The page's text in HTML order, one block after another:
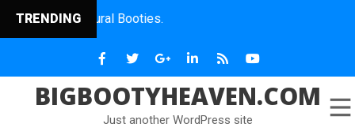
TRENDING
Natural Booties.
BIGBOOTYHEAVEN.COM
Just another WordPress site